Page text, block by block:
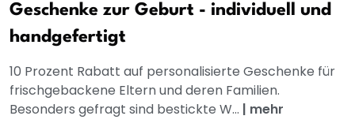
Geschenke zur Geburt - individuell und
handgefertigt
10 Prozent Rabatt auf personalisierte Geschenke für
frischgebackene Eltern und deren Familien.
Besonders gefragt sind bestickte W... | mehr